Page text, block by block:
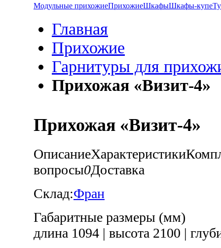
Модульные прихожиеПрихожиеШкафыШкафы-купе
Главная
Прихожие
Гарнитуры для
Прихожая «Визит-4»
Прихожая «Визит-4»
ОписаниеХарактеристики
вопросы0Доставка
Склад:Фран
Габаритные размеры (мм)
длина 1094 | высота 2100 |